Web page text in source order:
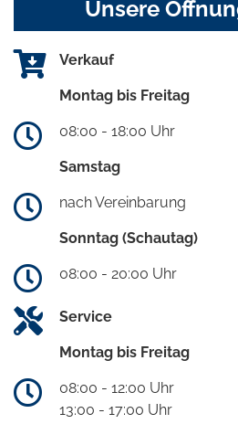
Unsere
Verkauf
Montag bis Freitag
08:00 - 18:00 Uhr
Samstag
nach Vereinbarung
Sonntag (Schautag)
08:00 - 20:00 Uhr
Service
Montag bis Freitag
08:00 - 12:00 Uhr
13:00 - 17:00 Uhr